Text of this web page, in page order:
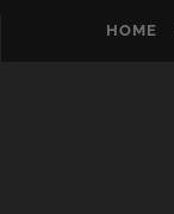
HOME